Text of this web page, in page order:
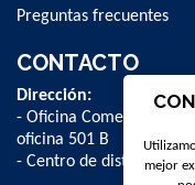
Preguntas frecuentes
CONTACTO
Dirección:
- Oficina Comercial y
oficina 501 B
- Centro de distribución:
mejor